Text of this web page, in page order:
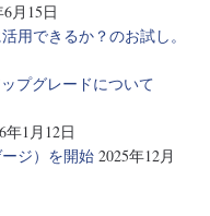
月15日
用できるか？のお試し。
プグレードについて
年1月12日
ジ）を開始 2025年12月